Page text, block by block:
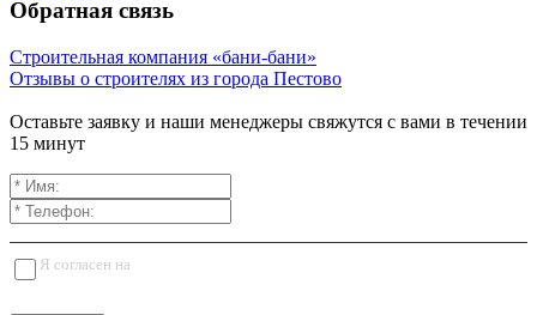
Обратная связь
Строительная компания «бани-бани»
Отзывы о строителях из города Пестово
Оставьте заявку и наши менеджеры свяжутся с вами в течении
15 минут
Я согласен на